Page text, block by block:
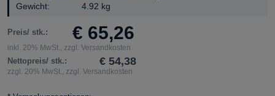
Gewicht:
4.92 kg
Preis/ stk.: € 65,26
inkl. 20% MwSt., zzgl. Versandkosten
Nettopreis/ stk.: € 54,38
zzgl. 20% MwSt., zzgl. Versandkosten